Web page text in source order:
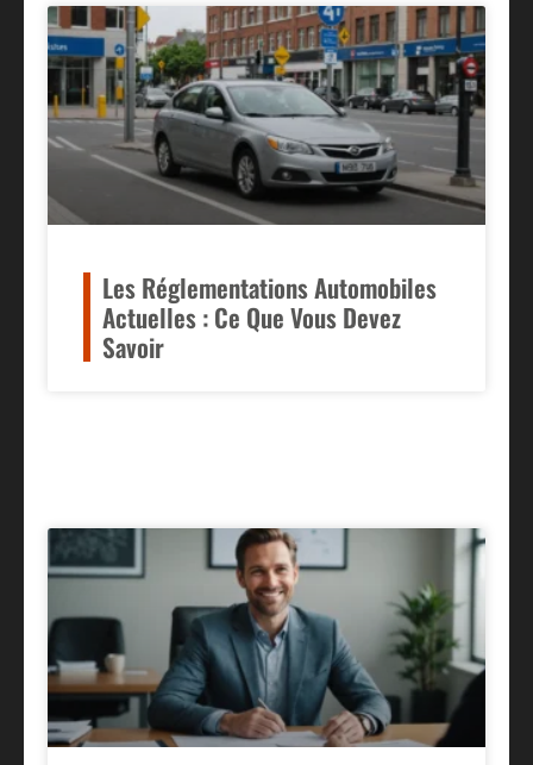
Les Réglementations Automobiles
Actuelles : Ce Que Vous Devez
Savoir